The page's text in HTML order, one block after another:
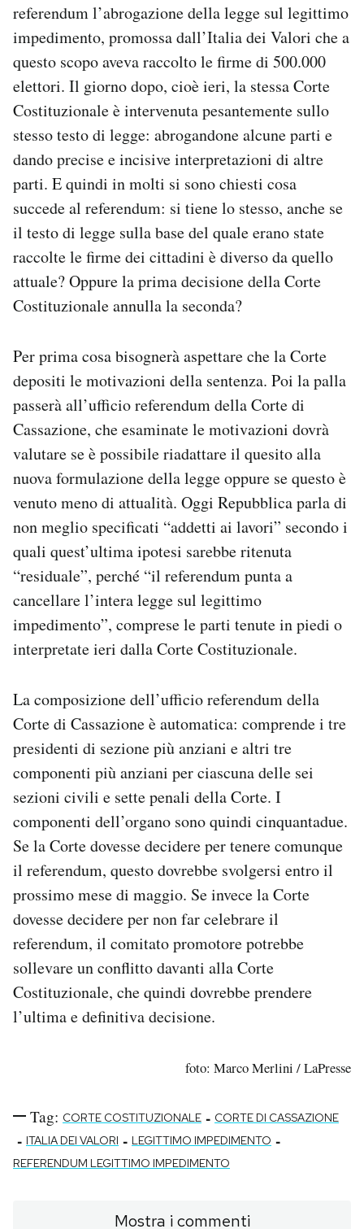
CALENDARIO
AREA PERSONALE
Area Personale
Newsletter
Notifiche mobile
Regala il Post
Hai bisogno di aiuto?
Esci
referendum l’abrogazione della legge sul legittimo
impedimento, promossa dall’Italia dei Valori che a
questo scopo aveva raccolto le firme di 500.000
elettori. Il giorno dopo, cioè ieri, la stessa Corte
Costituzionale è intervenuta pesantemente sullo
stesso testo di legge: abrogandone alcune parti e
dando precise e incisive interpretazioni di altre
parti. E quindi in molti si sono chiesti cosa
succede al referendum: si tiene lo stesso, anche se
il testo di legge sulla base del quale erano state
raccolte le firme dei cittadini è diverso da quello
attuale? Oppure la prima decisione della Corte
Costituzionale annulla la seconda?
Per prima cosa bisognerà aspettare che la Corte
depositi le motivazioni della sentenza. Poi la palla
passerà all’ufficio referendum della Corte di
Cassazione, che esaminate le motivazioni dovrà
valutare se è possibile riadattare il quesito alla
nuova formulazione della legge oppure se questo è
venuto meno di attualità. Oggi Repubblica parla di
non meglio specificati “addetti ai lavori” secondo i
quali quest’ultima ipotesi sarebbe ritenuta
“residuale”, perché “il referendum punta a
cancellare l’intera legge sul legittimo
impedimento”, comprese le parti tenute in piedi o
interpretate ieri dalla Corte Costituzionale.
La composizione dell’ufficio referendum della
Corte di Cassazione è automatica: comprende i tre
presidenti di sezione più anziani e altri tre
componenti più anziani per ciascuna delle sei
sezioni civili e sette penali della Corte. I
componenti dell’organo sono quindi cinquantadue.
Se la Corte dovesse decidere per tenere comunque
il referendum, questo dovrebbe svolgersi entro il
prossimo mese di maggio. Se invece la Corte
dovesse decidere per non far celebrare il
referendum, il comitato promotore potrebbe
sollevare un conflitto davanti alla Corte
Costituzionale, che quindi dovrebbe prendere
l’ultima e definitiva decisione.
foto: Marco Merlini / LaPresse
Tag: CORTE COSTITUZIONALE - CORTE DI CASSAZIONE
- ITALIA DEI VALORI - LEGITTIMO IMPEDIMENTO -
REFERENDUM LEGITTIMO IMPEDIMENTO
Mostra i commenti